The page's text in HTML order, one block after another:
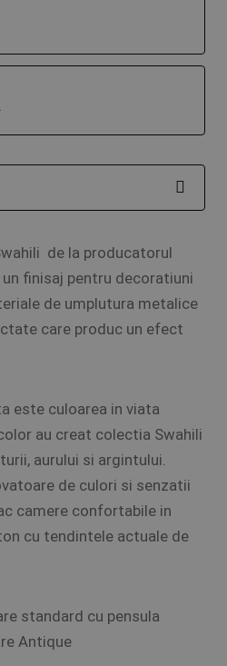
de la producatorul
finisaj pentru decoratiuni
de umplutura metalice
care produc un efect
este culoarea in viata
au creat colectia Swahili
aurului si argintului.
de culori si senzatii
camere confortabile in
cu tendintele actuale de
standard cu pensula
Antique